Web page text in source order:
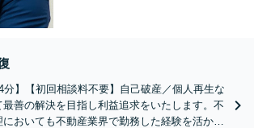
分】【初回相談料不要】自己破産／個人再生な
善の解決を目指し利益追求をいたします。不
おいても不動産業界で勤務した経験を活かし